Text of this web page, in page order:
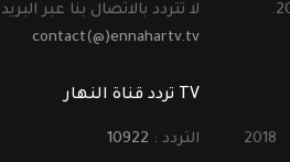
لا تتردد بالاتصال بنا عبر البريد
contact(@)ennahartv.tv
2018
TV تردد قناة النهار
التردد : 10922